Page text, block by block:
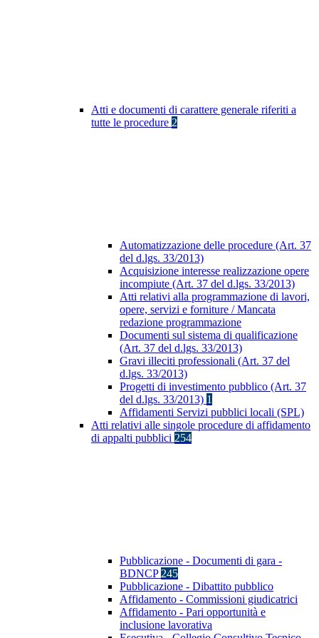
Atti e documenti di carattere generale riferiti a
tutte le procedure 2
Automatizzazione delle procedure (Art. 37
del d.lgs. 33/2013)
Acquisizione interesse realizzazione opere
incompiute (Art. 37 del d.lgs. 33/2013)
Atti relativi alla programmazione di lavori,
opere, servizi e forniture / Mancata
redazione programmazione
Documenti sul sistema di qualificazione
(Art. 37 del d.lgs. 33/2013)
Gravi illeciti professionali (Art. 37 del
d.lgs. 33/2013)
Progetti di investimento pubblico (Art. 37
del d.lgs. 33/2013) 1
Affidamenti Servizi pubblici locali (SPL)
Atti relativi alle singole procedure di affidamento
di appalti pubblici 254
Pubblicazione - Documenti di gara -
BDNCP 245
Pubblicazione - Dibattito pubblico
Affidamento - Commissioni giudicatrici
Affidamento - Pari opportunità e
inclusione lavorativa